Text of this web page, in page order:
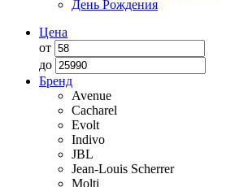
День Рождения
Цена
от
до
Бренд
Avenue
Cacharel
Evolt
Indivo
JBL
Jean-Louis Scherrer
Molti